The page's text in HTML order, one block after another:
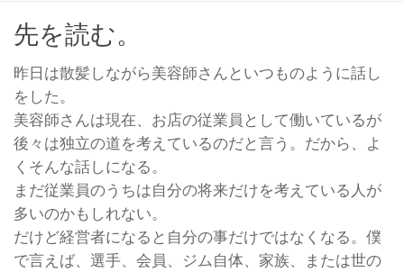
先を読む。
昨日は散髪しながら美容師さんといつものように話し
をした。
美容師さんは現在、お店の従業員として働いているが
後々は独立の道を考えているのだと言う。だから、よ
くそんな話しになる。
まだ従業員のうちは自分の将来だけを考えている人が
多いのかもしれない。
だけど経営者になると自分の事だけではなくなる。僕
で言えば、選手、会員、ジム自体、家族、または世の